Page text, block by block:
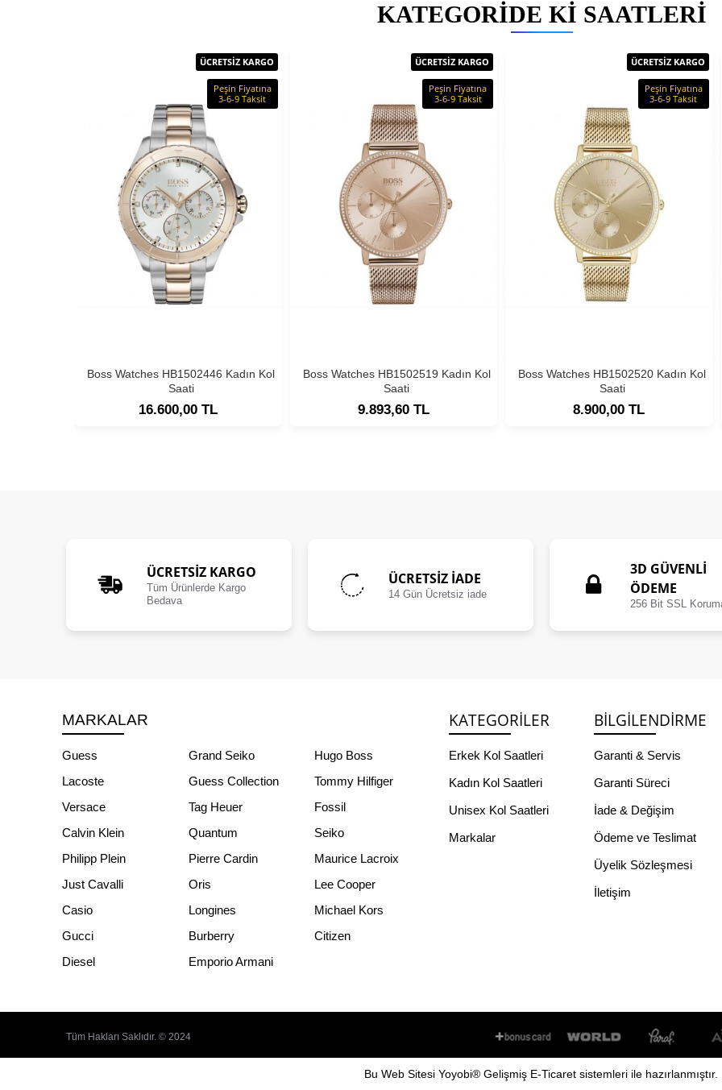
KATEGORIDE KI SAATLERI
ÜCRETSİZ KARGO
Peşin Fiyatına
3-6-9 Taksit
Boss Watches HB1502446 Kadın Kol
Saati
16.600,00 TL
ÜCRETSİZ KARGO
Peşin Fiyatına
3-6-9 Taksit
Boss Watches HB1502519 Kadın Kol
Saati
9.893,60 TL
ÜCRETSİZ KARGO
Peşin Fiyatına
3-6-9 Taksit
Boss Watches HB1502520 Kadın Kol
Saati
8.900,00 TL
ÜCRETSIZ KARGO
Tüm Ürünlerde Kargo
Bedava
ÜCRETSIZ İADE
14 Gün Ücretsiz iade
3D GÜVENLİ
ÖDEME
256 Bit SSL
MARKALAR
Guess Grand Seiko
Hugo Boss
Lacoste
Guess Collection
Tommy Hilfiger
Versace
Tag Heuer
Fossil
Calvin Klein
Quantum
Seiko
Philipp Plein
Pierre Cardin
Maurice Lacroix
Just Cavalli
Oris
Lee Cooper
Casio
Longines
Michael Kors
Gucci
Burberry
Citizen
Diesel
Emporio Armani
KATEGORILER
Erkek Kol Saatleri
Kadın Kol Saatleri
Unisex Kol Saatleri
Markalar
BILGILENDIRME
Garanti & Servis
Garanti Süreci
İade & Değişim
Ödeme ve Teslimat
Üyelik Sözleşmesi
İletişim
Tüm Hakları Saklıdır. © 2024
BuWeb Sitesi Yoyobi® Gelişmiş E-Ticaret sistemleri ile hazırlanmıştır.